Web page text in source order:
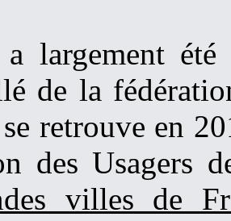
largement
de la
retrouve en
des Usagers
villes de